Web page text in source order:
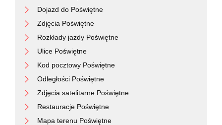
Dojazd do Poświętne
Zdjęcia Poświętne
Rozkłady jazdy Poświętne
Ulice Poświętne
Kod pocztowy Poświętne
Odległości Poświętne
Zdjęcia satelitarne Poświętne
Restauracje Poświętne
Mapa terenu Poświętne